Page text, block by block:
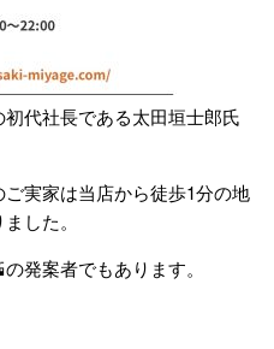
代社長である太田垣士郎氏
実家は当店から徒歩1分の地
した。
発案者でもあります。